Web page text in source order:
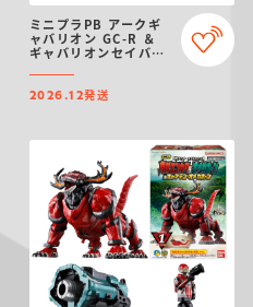
ミニプラPB アークギ
ャバリオン GC-R ＆
ギャバリオンセイバー
バリオンドリル(ダーク
ver.)
2026.12発送